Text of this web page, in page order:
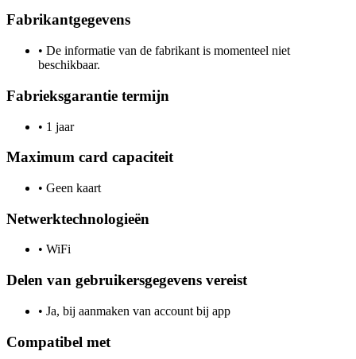
Fabrikantgegevens
• De informatie van de fabrikant is momenteel niet
beschikbaar.
Fabrieksgarantie termijn
• 1 jaar
Maximum card capaciteit
• Geen kaart
Netwerktechnologieën
• WiFi
Delen van gebruikersgegevens vereist
• Ja, bij aanmaken van account bij app
Compatibel met